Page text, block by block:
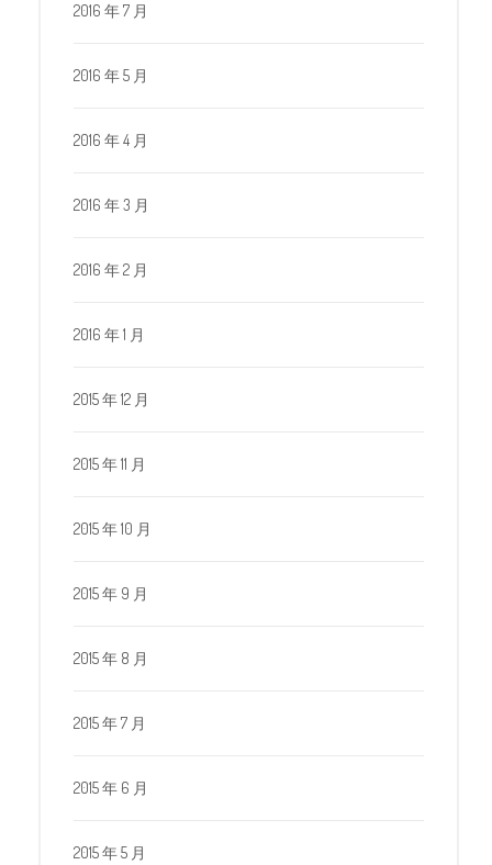
2016 年 7 月
2016 年 5 月
2016 年 4 月
2016 年 3 月
2016 年 2 月
2016 年 1 月
2015 年 12 月
2015 年 11 月
2015 年 10 月
2015 年 9 月
2015 年 8 月
2015 年 7 月
2015 年 6 月
2015 年 5 月